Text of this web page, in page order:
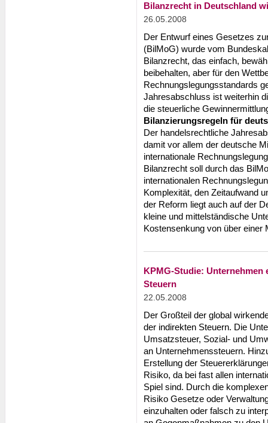
Bilanzrecht in Deutschland
26.05.2008
Der Entwurf eines Gesetzes
(BilMoG) wurde vom
Bilanzrecht, das einfach,
beibehalten, aber für den
Rechnungslegungsstandards
Jahresabschluss ist weiterhin
die steuerliche
Bilanzierungsregeln für
Der handelsrechtliche
damit vor allem der deutsche
internationale
Bilanzrecht soll durch das
internationalen
Komplexität, den Zeitaufwand
der Reform liegt auch auf der
kleine und mittelständische
Kostensenkung von über einer
KPMG-Studie:
Steuern
22.05.2008
Der Großteil der global
der indirekten Steuern. Die
Umsatzsteuer, Sozial- und
an Unternehmenssteuern.
Erstellung der
Risiko, da bei fast allen
Spiel sind. Durch die
Risiko Gesetze oder
einzuhalten oder falsch zu